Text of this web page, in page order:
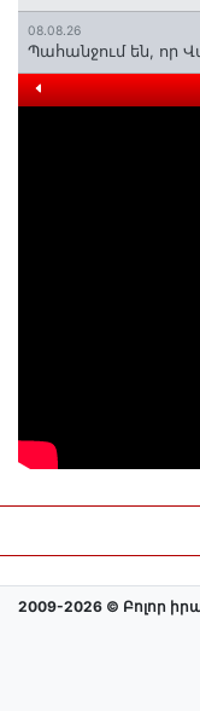
08.08.26
Պահանջում են, որ
2009-2026 © Բոլոր